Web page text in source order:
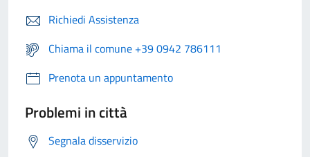
Richiedi Assistenza
Chiama il comune +39 0942 786111
Prenota un appuntamento
Problemi in città
Segnala disservizio